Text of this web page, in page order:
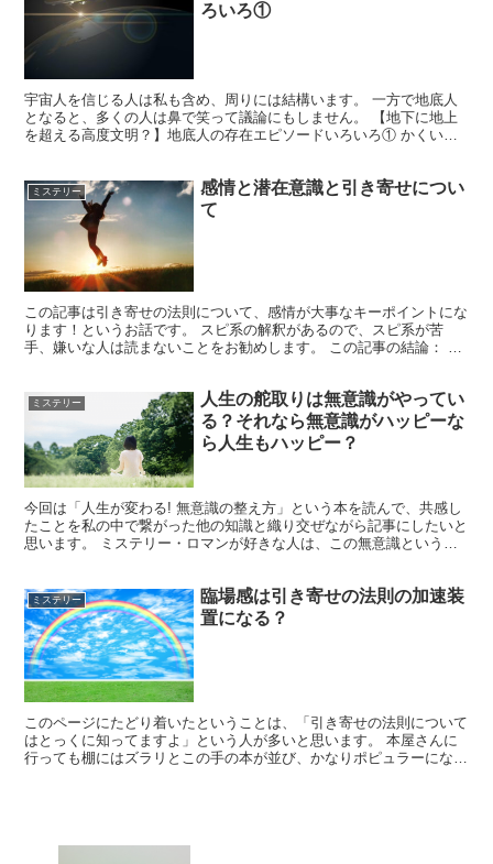
ろいろ①
宇宙人を信じる人は私も含め、周りには結構います。 一方で地底人
となると、多くの人は鼻で笑って議論にもしません。 【地下に地上
を超える高度文明？】地底人の存在エピソードいろいろ① かくいう
ミステリー
感情と潜在意識と引き寄せについ
て
この記事は引き寄せの法則について、感情が大事なキーポイントにな
ります！というお話です。 スピ系の解釈があるので、スピ系が苦
手、嫌いな人は読まないことをお勧めします。 この記事の結論： 感
ミステリー
人生の舵取りは無意識がやってい
る？それなら無意識がハッピーな
ら人生もハッピー？
今回は「人生が変わる! 無意識の整え方」という本を読んで、共感し
たことを私の中で繋がった他の知識と織り交ぜながら記事にしたいと
思います。 ミステリー・ロマンが好きな人は、この無意識という未
ミステリー
臨場感は引き寄せの法則の加速装
置になる？
このページにたどり着いたということは、「引き寄せの法則について
はとっくに知ってますよ」という人が多いと思います。 本屋さんに
行っても棚にはズラリとこの手の本が並び、かなりポピュラーになっ